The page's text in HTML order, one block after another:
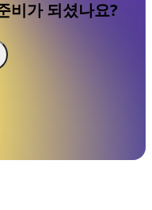
비가 되셨나요?